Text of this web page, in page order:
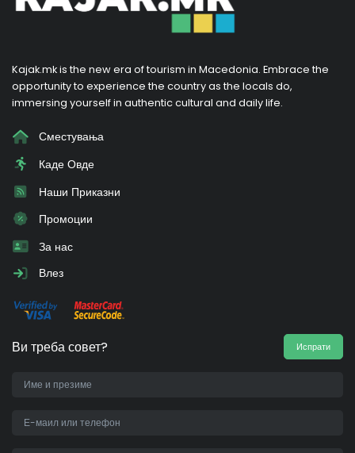
Kajak.mk is the new era of tourism in Macedonia. Embrace the
opportunity to experience the country as the locals do,
immersing yourself in authentic cultural and daily life.
Сместувања
Каде Овде
Наши Приказни
Промоции
За нас
Влез
Ви треба совет? Испрати